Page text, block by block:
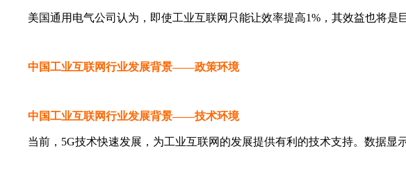
美国通用电气公司认为，即使工业互联网只能让效率提高1%，其效益也将是巨
中国工业互联网行业发展背景——政策环境
中国工业互联网行业发展背景——技术环境
当前，5G技术快速发展，为工业互联网的发展提供有利的技术支持。数据显